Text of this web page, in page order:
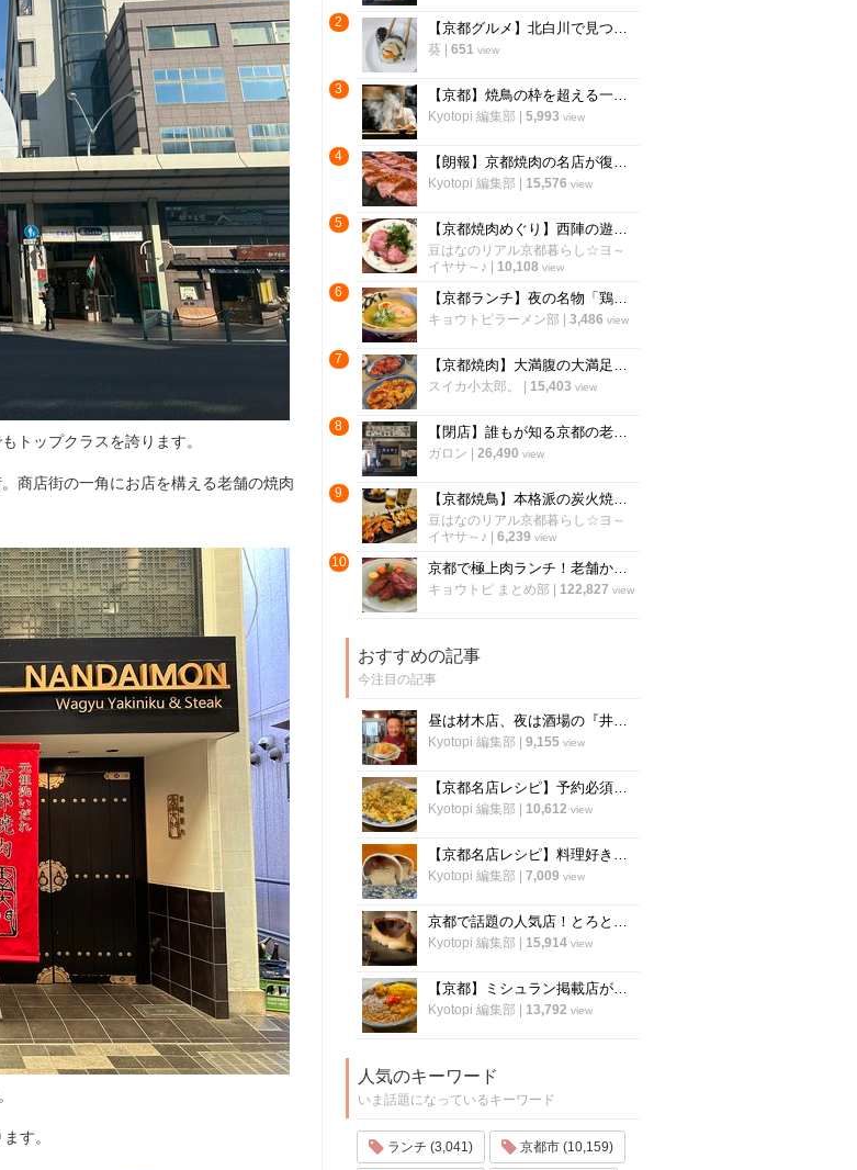
トップクラスを誇ります。
商店街の一角にお店を構える老舗の焼肉
す。
2 【京都グルメ】北白川で見つけた！韓国のオモニが作る、具だくさんキンパと麻薬キンパ
葵 651 view
3 【京都】焼鳥の枠を超える一軒 薪と炭で魅せるミシュラン掲載の鶏料理店「wabiya」
Kyotopi 編集部 5,993 view
4 【朗報】京都焼肉の名店が復活！烏丸御池に『焼肉 三吉』が帰ってきました！
Kyotopi 編集部 15,576 view
5 【京都焼肉めぐり】西陣の遊郭リノベーションの老舗焼肉店！コスパ最強でいつも人気☆「焼肉 江畑」
豆はなのリアル京都暮らし☆ヨ～
イヤサ～♪
10,108 view
6 【京都ランチ】夜の名物「鶏そば」が昼に登場 炭火焼鳥の人気店「串くら 京都本店」
キョウトピラーメン部 3,486 view
7 【京都焼肉】大満腹の大満足ホルモン焼肉店が伏見桃山にオープン「ひふみ屋」
スイカ小太郎。 15,403 view
8 【閉店】誰もが知る京都の老舗焼肉店！昭和すぎて入りづらい名店「 三吉」
ガロン 26,490 view
9 【京都焼鳥】本格派の炭火焼『京七谷赤地鶏』絶品！京都駅周辺で急成長展開「炭火串焼つじや」
豆はなのリアル京都暮らし☆ヨ～
イヤサ～♪
6,239 view
10 京都で極上肉ランチ！老舗から幻の和牛店まで「厳選６店」【まとめ】
キョウトピ まとめ部 122,827 view
おすすめの記事
今注目の記事
昼は材木店、夜は酒場の『井倉木材』が教える「裏技チャーハン（焼き飯）」の作り方！
Kyotopi 編集部 9,155 view
【京都名店レシピ】予約必須店「秋華」直伝 、パラパラ鮭のチャーハン！超簡単！
Kyotopi 編集部 10,612 view
【京都名店レシピ】料理好き必見！京名物の鯖寿司を自宅でつくる！「酒房わかば」
Kyotopi 編集部 7,009 view
京都で話題の人気店！とろとろ濃厚バスクチーズケーキの作り方〜「フォーチュンガーデン京都」
Kyotopi 編集部 15,914 view
【京都】ミシュラン掲載店がスパイスカレーのレシピ公開！カレー専門店「カレープラント」スパイスカレーのレシピ公開！
Kyotopi 編集部 13,792 view
人気のキーワード
いま話題になっているキーワード
ランチ (3,041) 京都市 (10,159)